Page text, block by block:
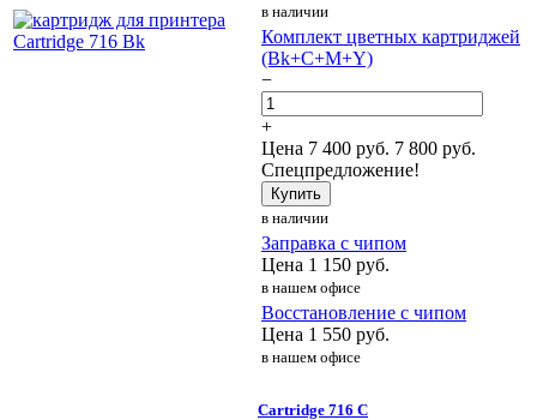
в наличии
Комплект цветных картриджей
(Bk+C+M+Y)
−
+
Цена 7 400 руб. 7 800 руб.
Спецпредложение!
Купить
в наличии
Заправка с чипом
Цена 1 150 руб.
в нашем офисе
Восстановление с чипом
Цена 1 550 руб.
в нашем офисе
Cartridge 716 C